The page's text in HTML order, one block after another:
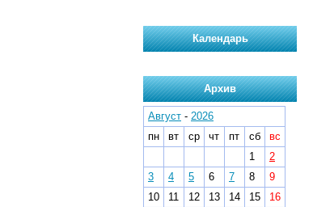
Календарь
Архив
Август - 2026
пн
вт ср чт пт сб
вс
1
2
3
4 5 6 7 8
9
10
11 12 13 14 15
16